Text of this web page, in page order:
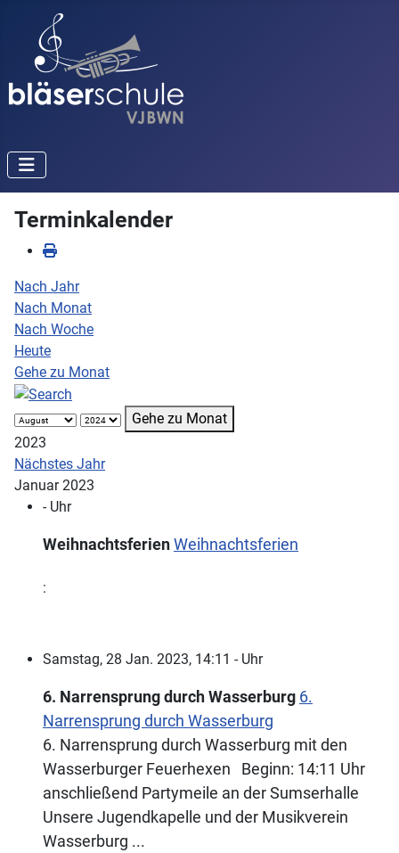
Terminkalender
Nach Jahr
Nach Monat
Nach Woche
Heute
Gehe zu Monat
Gehe zu Monat
2023
Nächstes Jahr
Januar 2023
- Uhr
WeihnachtsferienWeihnachtsferien
:
Samstag, 28 Jan. 2023, 14:11 - Uhr
6. Narrensprung durch Wasserburg 6.
Narrensprung durch Wasserburg
6. Narrensprung durch Wasserburg mit den
Wasserburger Feuerhexen Beginn: 14:11 Uhr
anschließend Partymeile an der Sumserhalle
Unsere Jugendkapelle und der Musikverein
Wasserburg ...